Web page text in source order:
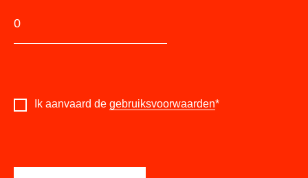
Ik aanvaard de gebruiksvoorwaarden*